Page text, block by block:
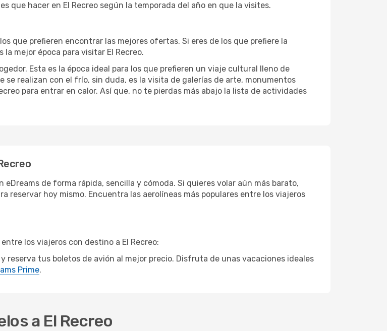
que hacer en El Recreo según la temporada del año en que la visites.
que prefieren encontrar las mejores ofertas. Si eres de los que prefiere la
mejor época para visitar El Recreo.
Esta es la época ideal para los que prefieren un viaje cultural lleno de
se realizan con el frío, sin duda, es la visita de galerías de arte, monumentos
para entrar en calor. Así que, no te pierdas más abajo la lista de actividades
de forma rápida, sencilla y cómoda. Si quieres volar aún más barato,
reservar hoy mismo. Encuentra las aerolíneas más populares entre los viajeros
los viajeros con destino a El Recreo:
reserva tus boletos de avión al mejor precio. Disfruta de unas vacaciones ideales
Prime.
a El Recreo